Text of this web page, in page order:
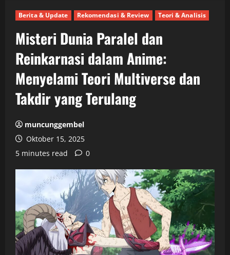
Berita & Update Rekomendasi & Review Teori & Analisis
Misteri Dunia Paralel dan
Reinkarnasi dalam Anime:
Menyelami Teori Multiverse dan
Takdir yang Terulang
muncunggembel
Oktober 15, 2025
5 minutes read
0